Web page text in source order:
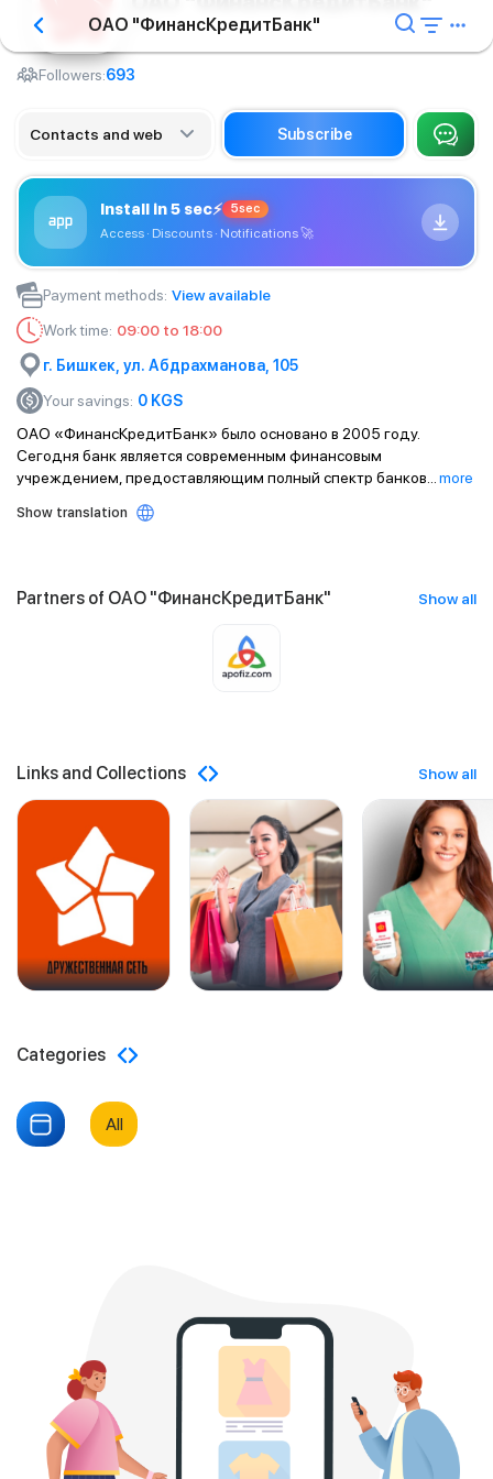
ОАО "ФинансКредитБанк"
Bank
Followers:693
Contacts and web Subscribe
Install in 5 sec⚡ 5sec
Access · Discounts · Notifications🚀
Payment methods: View available
Work time: 09:00 to 18:00
г. Бишкек, ул. Абдрахманова, 105
Your savings: 0 KGS
ОАО «ФинансКредитБанк» было основано в 2005 году.
Сегодня банк является современным финансовым
учреждением, предоставляющим полный спектр банков
more
Show translation
Partners of ОАО "ФинансКредитБанк" Show all
Links and Collections Show all
Categories
All